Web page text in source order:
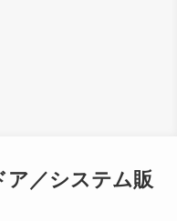
ア／システム販